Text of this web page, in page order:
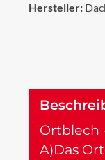
Hersteller:
Ortblech
A)Das